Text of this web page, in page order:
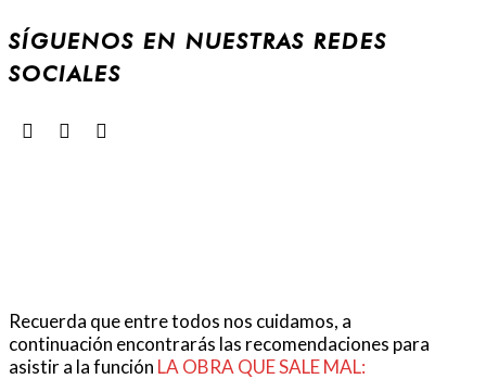
SÍGUENOS EN NUESTRAS REDES
SOCIALES
Recuerda que entre todos nos cuidamos, a
continuación encontrarás las recomendaciones para
asistir a la función LA OBRA QUE SALE MAL: